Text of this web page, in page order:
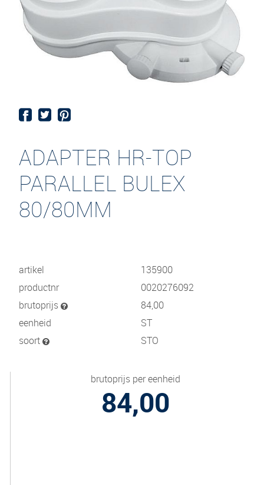
ADAPTER HR-TOP
PARALLEL BULEX
80/80MM
artikel
135900
productnr
0020276092
brutoprijs
84,00
eenheid
ST
soort
STO
brutoprijs per eenheid
84,00